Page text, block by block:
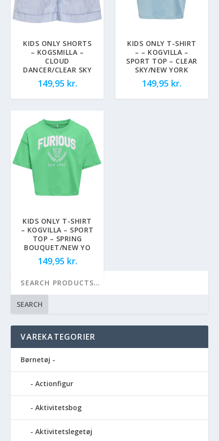
KIDS ONLY SHORTS
– KOGSMILLA –
CLOUD
DANCER/CLEAR SKY
149,95 kr.
KIDS ONLY T-SHIRT
– – KOGVILLA –
SPORT TOP – CLEAR
SKY/NEW YORK
149,95 kr.
KIDS ONLY T-SHIRT
– KOGVILLA – SPORT
TOP – SPRING
BOUQUET/NEW YO
149,95 kr.
SEARCH
VAREKATEGORIER
Børnetøj -
Actionfigur
Aktivitetsbog
Aktivitetslegetøj